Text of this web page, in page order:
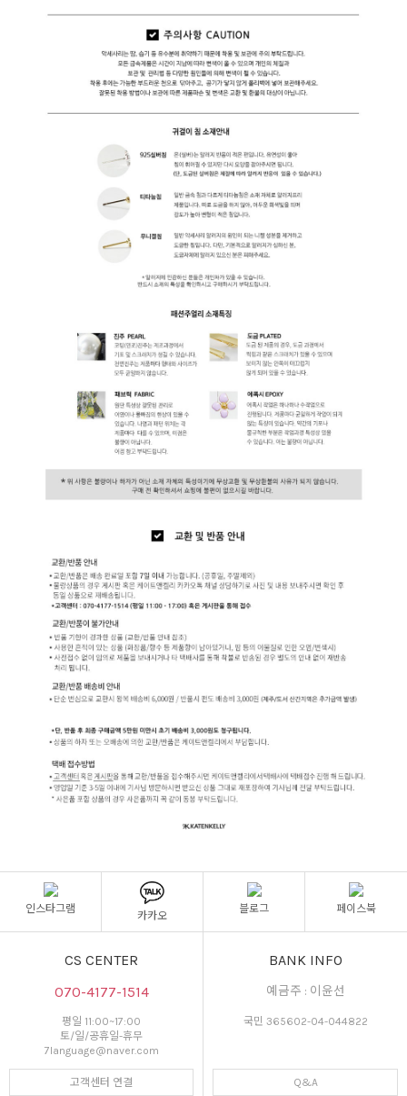
인스타그램
카카오
블로그 페이스북
CS CENTER
070-4177-1514
평일 11:00~17:00
토/일/공휴일-휴무
7language@naver.com
고객센터 연결
BANK INFO
예금주 : 이윤선
국민 365602-04-044822
Q&A